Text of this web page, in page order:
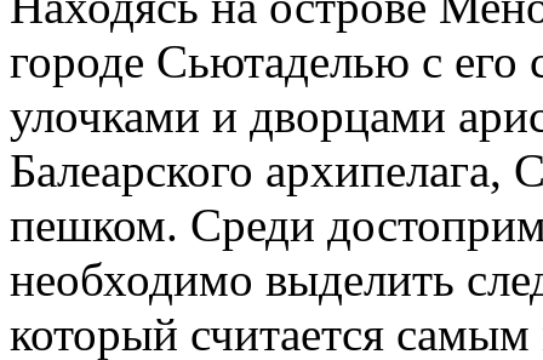
городе Сьютаделью с
улочками и дворцами
Балеарского
пешком. Среди
необходимо выделить
который считается